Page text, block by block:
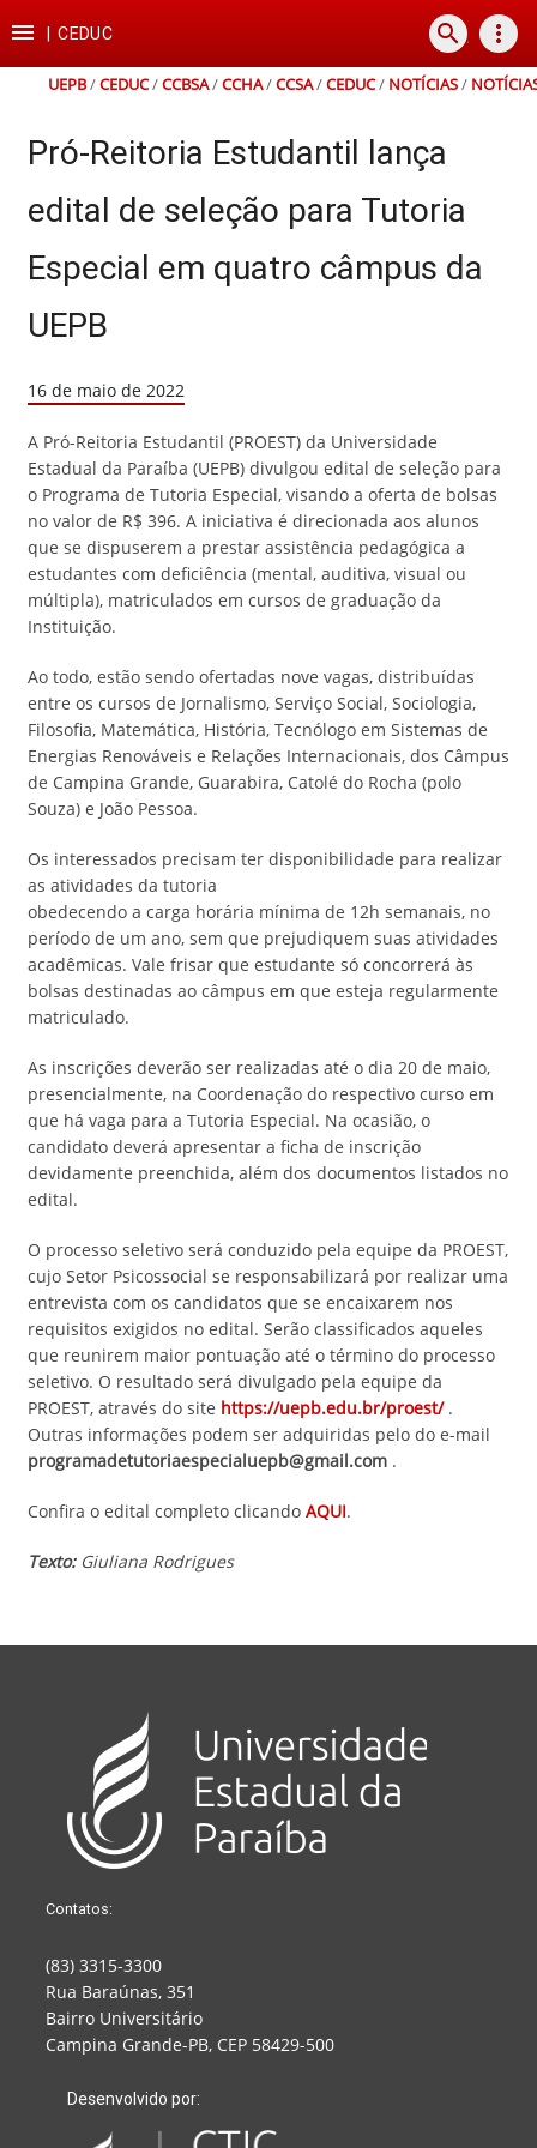
para
conteúdo
para
para
para
rodapé
 |CEDUC search more_vert
UEPB/CEDUC/CCBSA/CCHA/CCSA/CEDUC/ NOTÍCIAS/
Pró-Reitoria Estudantil lança
edital de seleção para Tutoria
Especial em quatro câmpus da
UEPB
16 de maio de 2022
A Pró-Reitoria Estudantil (PROEST) da Universidade
Estadual da Paraíba (UEPB) divulgou edital de seleção para
o Programa de Tutoria Especial, visando a oferta de bolsas
no valor de R$ 396. A iniciativa é direcionada aos alunos
que se dispuserem a prestar assistência pedagógica a
estudantes com deficiência (mental, auditiva, visual ou
múltipla), matriculados em cursos de graduação da
Instituição.
Ao todo, estão sendo ofertadas nove vagas, distribuídas
entre os cursos de Jornalismo, Serviço Social, Sociologia,
Filosofia, Matemática, História, Tecnólogo em Sistemas de
Energias Renováveis e Relações Internacionais, dos Câmpus
de Campina Grande, Guarabira, Catolé do Rocha (polo
Souza) e João Pessoa.
Os interessados precisam ter disponibilidade para realizar
as atividades da tutoria
obedecendo a carga horária mínima de 12h semanais, no
período de um ano, sem que prejudiquem suas atividades
acadêmicas. Vale frisar que estudante só concorrerá às
bolsas destinadas ao câmpus em que esteja regularmente
matriculado.
As inscrições deverão ser realizadas até o dia 20 de maio,
presencialmente, na Coordenação do respectivo curso em
que há vaga para a Tutoria Especial. Na ocasião, o
candidato deverá apresentar a ficha de inscrição
devidamente preenchida, além dos documentos listados no
edital.
O processo seletivo será conduzido pela equipe da PROEST,
cujo Setor Psicossocial se responsabilizará por realizar uma
entrevista com os candidatos que se encaixarem nos
requisitos exigidos no edital. Serão classificados aqueles
que reunirem maior pontuação até o término do processo
seletivo. O resultado será divulgado pela equipe da
PROEST, através do site https://uepb.edu.br/proest/.
Outras informações podem ser adquiridas pelo do e-mail
programadetutoriaespecialuepb@gmail.com .
Confira o edital completo clicando AQUI.
Texto:Giuliana Rodrigues
Contatos:
(83) 3315-3300
Rua Baraúnas, 351
Bairro Universitário
Campina Grande-PB, CEP 58429-500
Desenvolvido por: